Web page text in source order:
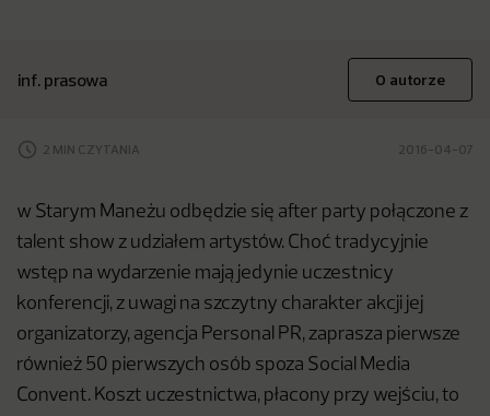
inf. prasowa O autorze
2 MIN CZYTANIA 2016-04-07
w Starym Maneżu odbędzie się after party połączone z
talent show z udziałem artystów. Choć tradycyjnie
wstęp na wydarzenie mają jedynie uczestnicy
konferencji, z uwagi na szczytny charakter akcji jej
organizatorzy, agencja Personal PR, zaprasza pierwsze
również 50 pierwszych osób spoza Social Media
Convent. Koszt uczestnictwa, płacony przy wejściu, to